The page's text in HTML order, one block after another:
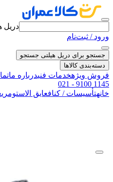
دریل
ورود / ثبت‌نام
جستجو برای دریل هیلتی جستجو
دسته‌بندی کالاها
فروش ویژهخدمات فنیدرباره ما
021 - 9100 1145
خانهتأسیسات / کنافعایق الاستومری